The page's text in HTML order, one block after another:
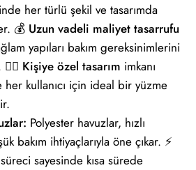
her türlü şekil ve tasarımda
💰 Uzun vadeli maliyet tasarrufu
yapıları bakım gereksinimlerini
Kişiye özel tasarım imkanı
kullanıcı için ideal bir yüzme
Polyester havuzlar, hızlı
bakım ihtiyaçlarıyla öne çıkar. ⚡
süreci sayesinde kısa sürede